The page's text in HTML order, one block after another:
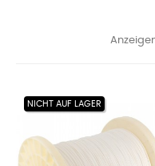
NICHT AUF LAGER